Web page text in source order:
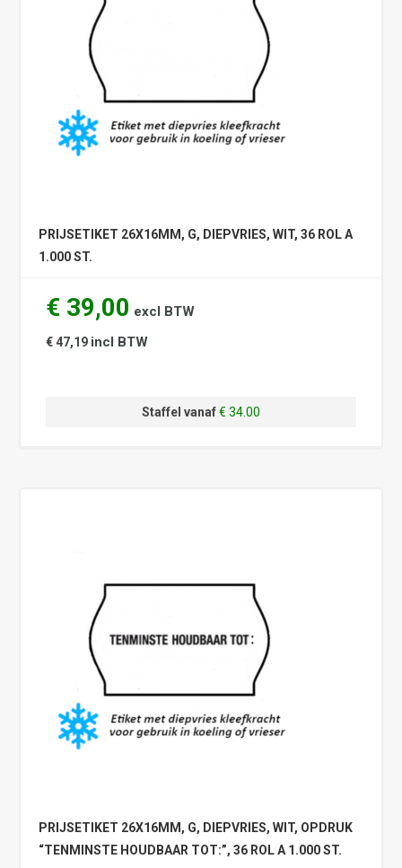
PRIJSETIKET 26X16MM, G, DIEPVRIES, WIT, 36 ROL A
1.000 ST.
€ 39,00 excl BTW
€ 47,19 incl BTW
Staffel vanaf€ 34.00
PRIJSETIKET 26X16MM, G, DIEPVRIES, WIT, OPDRUK
“TENMINSTE HOUDBAAR TOT:”, 36 ROL A 1.000 ST.